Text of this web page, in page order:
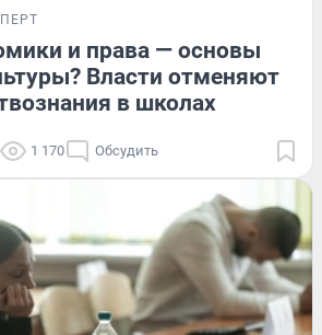
и права — основы
Власти отменяют
в школах
1 170 Обсудить